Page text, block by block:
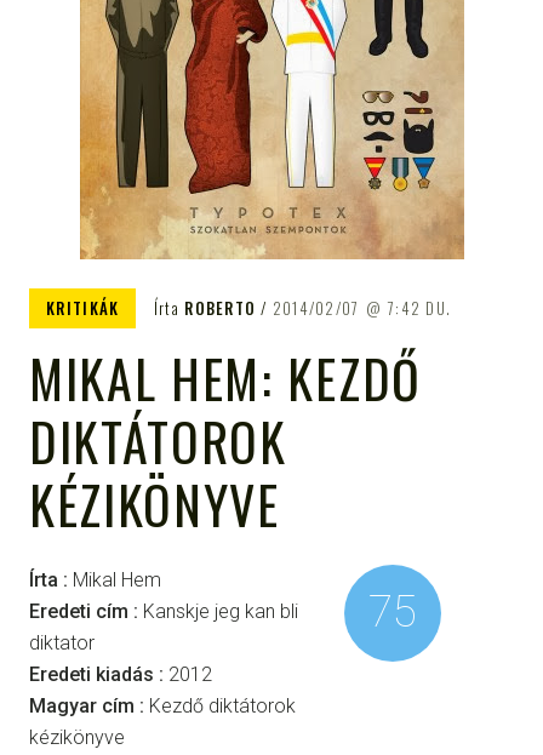
KRITIKÁK Írta ROBERTO 2014/02/07 7:42 DU.
MIKAL HEM: KEZDŐ
DIKTÁTOROK
KÉZIKÖNYVE
Írta : Mikal Hem
Eredeti cím : Kanskje jeg kan bli
diktator
Eredeti kiadás : 2012
Magyar cím : Kezdő diktátorok
kézikönyve
75